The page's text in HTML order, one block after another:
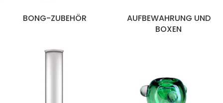
BONG-ZUBEHÖR
AUFBEWAHRUNG UND
BOXEN